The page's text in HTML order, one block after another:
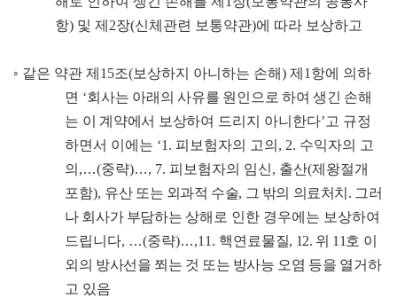
항) 및 제 2장(신체관련 보통약관)에 따라 보상하고
◦ 같은 약관 제 15조(보상하지 아니하는 손해) 제 1 항에 의하
면 ‘회사는 아래의 사유를 원인으로 하여 생긴 손해
는 이 계약에서 보상하여 드리지 아니한다’고 규정
하면서 이에는 ‘1. 피보험자의 고의 , 2. 수익자의 고
의 ,…(중략)…, 7. 피보험자의 임신, 출산(제왕절개
포함), 유산 또는 외과적 수술, 그 밖의 의료처치 . 그러
나 회사가 부담하는 상해로 인한 경우에는 보상하여
드립니다, …(중략)…,11. 핵연료물질, 12. 위 11 호 이
외의 방사선을 쬐는 것 또는 방사능 오염 등을 열거하
고 있음